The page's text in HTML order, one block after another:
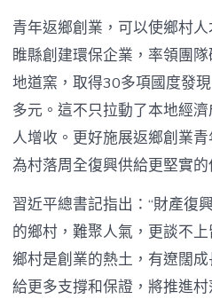
青年返鄉創業，可以使鄉村
睢縣創建環保企業，率領團
地道窯，取得30多項國度發
多元。這不只拉動了本地經
人增收。更好施展返鄉創業
為村落周全復興供給更堅實的
習近平總書記指出：“財產復
的鄉村，難聚人氣，更談不
鄉村是創業的熱土，有遼闊
給更多支撐和保證，將推進